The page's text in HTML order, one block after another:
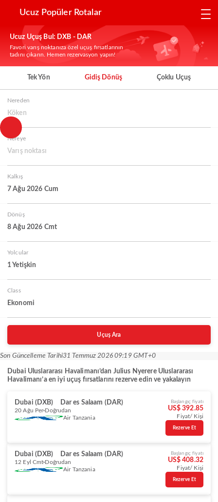
Ucuz Popüler Rotalar
Ucuz Uçuş Bul: DXB - DAR
Favori varış noktanıza özel uçuş fırsatlarının
tadını çıkarın. Hemen rezervasyon yapın!
Tek Yön Gidiş Dönüş Çoklu Uçuş
Nereden
Köken
Nereye
Varış noktası
Kalkış
7 Ağu 2026 Cum
Dönüş
8 Ağu 2026 Cmt
Yolcular
1 Yetişkin
Class
Ekonomi
Uçuş Ara
Son Güncelleme Tarihi31 Temmuz 2026 09:19 GMT+0
Dubai Uluslararası Havalimanı’dan Julius Nyerere Uluslararası
Havalimanı’a en iyi uçuş fırsatlarını rezerve edin ve yakalayın
Dubai (DXB) Dar es Salaam (DAR)
20 Ağu Per Doğrudan
Air Tanzania
Başlangıç fiyatı
US$ 392.85
Fiyat/ Kişi
Rezerve Et
Dubai (DXB) Dar es Salaam (DAR)
12 Eyl Cmt Doğrudan
Air Tanzania
Başlangıç fiyatı
US$ 408.32
Fiyat/ Kişi
Rezerve Et